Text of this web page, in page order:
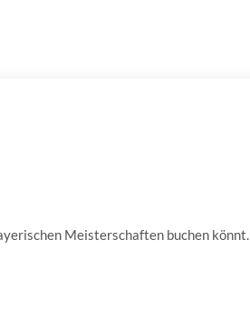
Meisterschaften buchen könnt.